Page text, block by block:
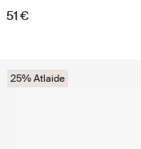
51 €
25% Atlaide